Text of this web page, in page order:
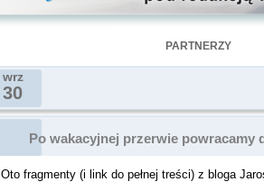
PARTNERZY
wrz
30
Po wakacyjnej przerwie powracamy
Oto fragmenty (i link do pełnej treści) z bloga